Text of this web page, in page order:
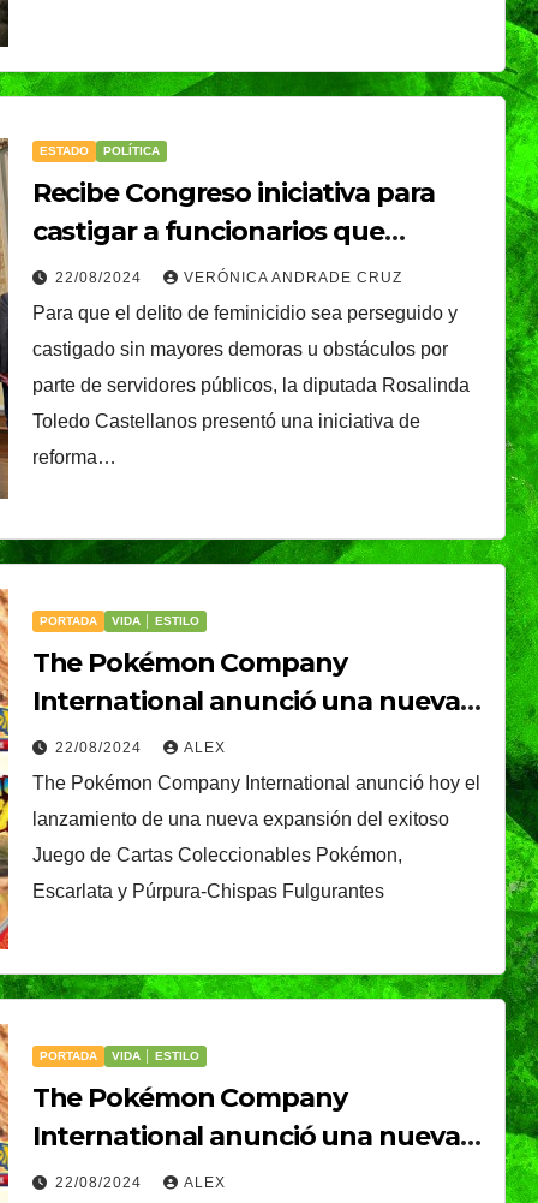
ESTADO POLÍTICA
Recibe Congreso iniciativa para
castigar a funcionarios que
retarden o entorpezcan
procuración de justicia
22/08/2024 VERÓNICA ANDRADE CRUZ
Para que el delito de feminicidio sea perseguido y
castigado sin mayores demoras u obstáculos por
parte de servidores públicos, la diputada Rosalinda
Toledo Castellanos presentó una iniciativa de
reforma…
PORTADA VIDA │ ESTILO
The Pokémon Company
International anunció una nueva
expansión del Juego de Cartas
Coleccionables
Pokémon, Escarlata y Púrpura-
Chispas Fulgurantes
22/08/2024 ALEX
The Pokémon Company International anunció hoy el
lanzamiento de una nueva expansión del exitoso
Juego de Cartas Coleccionables Pokémon,
Escarlata y Púrpura-Chispas Fulgurantes
PORTADA VIDA │ ESTILO
The Pokémon Company
International anunció una nueva
expansión del Juego de Cartas
22/08/2024 ALEX
Puebla Capital sigue
viviendo la pasión
del voleibol:
Gobierno de Pepe
Chedraui